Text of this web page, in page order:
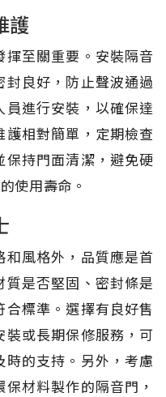
護
至關重要。安裝隔音
良好，防止聲波通過
進行安裝，以確保達
相對簡單，定期檢查
持門面清潔，避免硬
使用壽命。
風格外，品質應是首
是否堅固、密封條是
標準。選擇有良好售
或長期保修服務，可
的支持。另外，考慮
材料製作的隔音門，